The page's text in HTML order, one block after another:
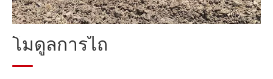
โมดูลการประมวลผลฟาง
โมดูลการไถ